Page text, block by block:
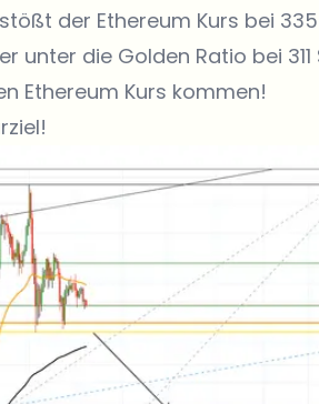
der Ethereum Kurs bei
unter die Golden Ratio bei
Ethereum Kurs kommen!